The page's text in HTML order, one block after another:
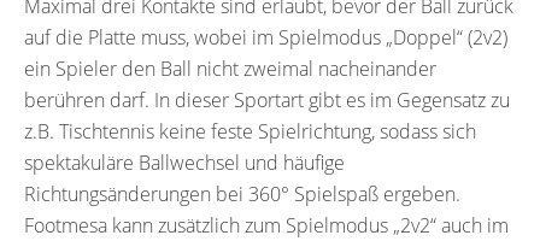
Maximal drei Kontakte sind erlaubt, bevor der Ball zurück
auf die Platte muss, wobei im Spielmodus „Doppel“ (2v2)
ein Spieler den Ball nicht zweimal nacheinander
berühren darf. In dieser Sportart gibt es im Gegensatz zu
z.B. Tischtennis keine feste Spielrichtung, sodass sich
spektakuläre Ballwechsel und häufige
Richtungsänderungen bei 360° Spielspaß ergeben.
Footmesa kann zusätzlich zum Spielmodus „2v2“ auch im